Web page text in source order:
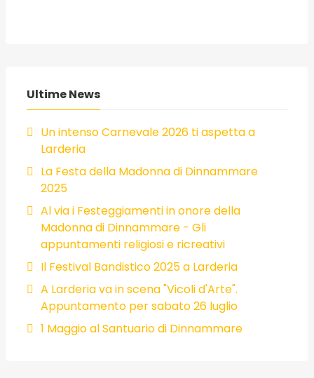
Ultime News
Un intenso Carnevale 2026 ti aspetta a
Larderia
La Festa della Madonna di Dinnammare
2025
Al via i Festeggiamenti in onore della
Madonna di Dinnammare - Gli
appuntamenti religiosi e ricreativi
Il Festival Bandistico 2025 a Larderia
A Larderia va in scena "Vicoli d'Arte".
Appuntamento per sabato 26 luglio
1 Maggio al Santuario di Dinnammare